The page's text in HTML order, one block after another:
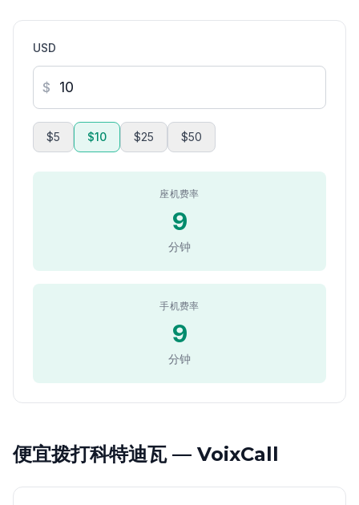
USD
$
$5 $10 $25 $50
座机费率
9
分钟
手机费率
9
分钟
便宜拨打科特迪瓦 — VoixCall